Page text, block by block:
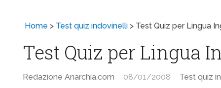
Home > Test quiz indovinelli > Test Quiz per Lingua
Test Quiz per Lingua
Redazione Anarchia.com 08/01/2008 Test quiz